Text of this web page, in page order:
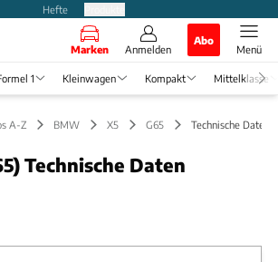
Hefte
Marken Anmelden
Abo
Menü
1 Kleinwagen Kompakt Mittelklasse
A-Z BMW X5 G65 Technische Daten
Technische Daten
Foto: BMW